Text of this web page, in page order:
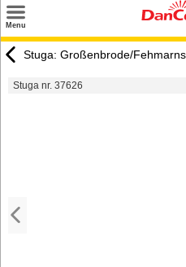
Menu
Tilbud
Stuga: Großenbrode/
Stuga nr. 37626